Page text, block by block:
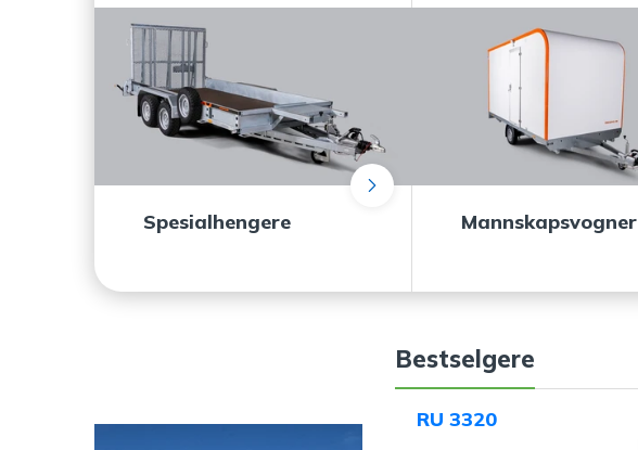
Spesialhengere Mannskapsvogner
Bestselgere
RU 3320